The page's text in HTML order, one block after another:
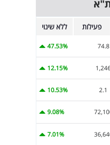
פעילות ללא שינוי
74.8
47.53%
12.15%
2.1
10.53%
9.08%
7.01%